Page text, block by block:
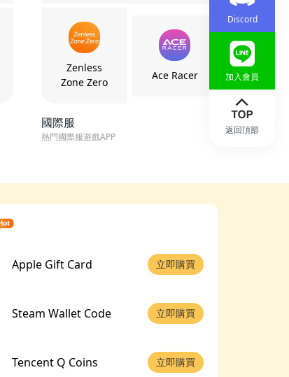
Zenless
Zone Zero
Ace Racer
國際服
熱門國際服遊戲APP
Apple Gift Card 立即購買
Steam Wallet Code 立即購買
Tencent Q Coins 立即購買
Discord
加入會員
返回頂部